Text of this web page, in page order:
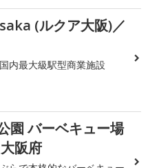
(ルクア大阪)／
内最大級駅型商業施設
園 バーベキュー場
阪府